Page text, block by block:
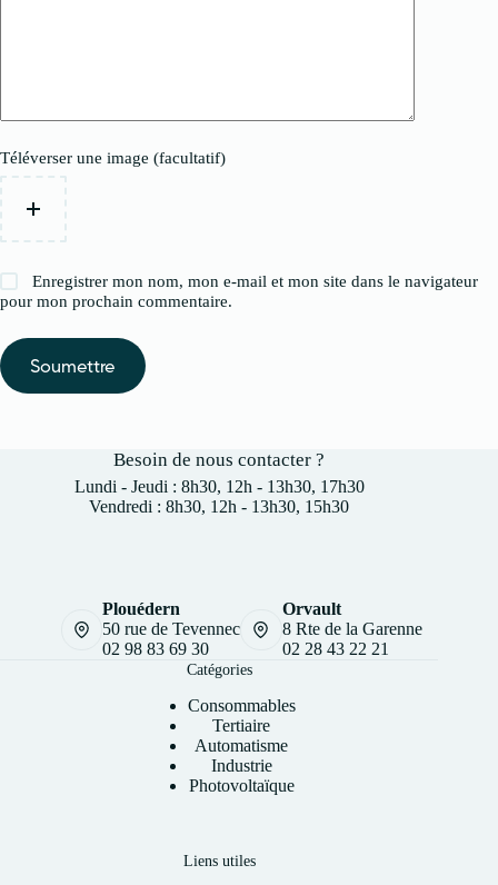
Téléverser une image (facultatif)
Enregistrer mon nom, mon e-mail et mon site dans le navigateur
pour mon prochain commentaire.
Soumettre
Besoin de nous contacter ?
Lundi - Jeudi : 8h30, 12h - 13h30, 17h30
Vendredi : 8h30, 12h - 13h30, 15h30
Plouédern
50 rue de Tevennec
02 98 83 69 30
Orvault
8 Rte de la Garenne
02 28 43 22 21
Catégories
Consommables
Tertiaire
Automatisme
Industrie
Photovoltaïque
Liens utiles